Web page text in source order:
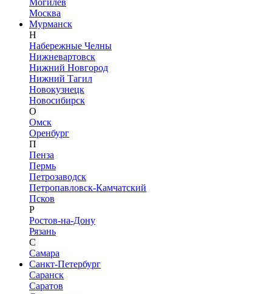
Могилёв
Москва
Мурманск
Н
Набережные Челны
Нижневартовск
Нижний Новгород
Нижний Тагил
Новокузнецк
Новосибирск
О
Омск
Оренбург
П
Пенза
Пермь
Петрозаводск
Петропавловск-Камчатский
Псков
Р
Ростов-на-Дону
Рязань
С
Самара
Санкт-Петербург
Саранск
Саратов